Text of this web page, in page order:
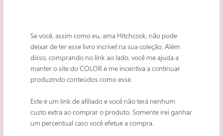
Se você, assim como eu, ama Hitchcock, não pode
deixar de ter esse livro incrível na sua coleção. Além
disso, comprando no link ao lado, você me ajuda a
manter o site do COLOR e me incentiva a continuar
produzindo conteúdos como esse.
Este é um link de afiliado e você não terá nenhum
custo extra ao comprar o produto. Somente irei ganhar
um percentual caso você efetue a compra.